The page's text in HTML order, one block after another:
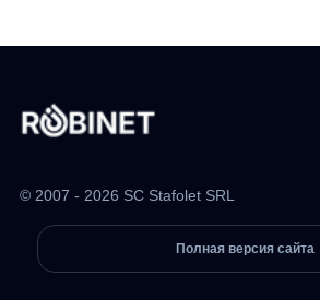
© 2007 - 2026 SC Stafolet SRL
Полная версия сайта